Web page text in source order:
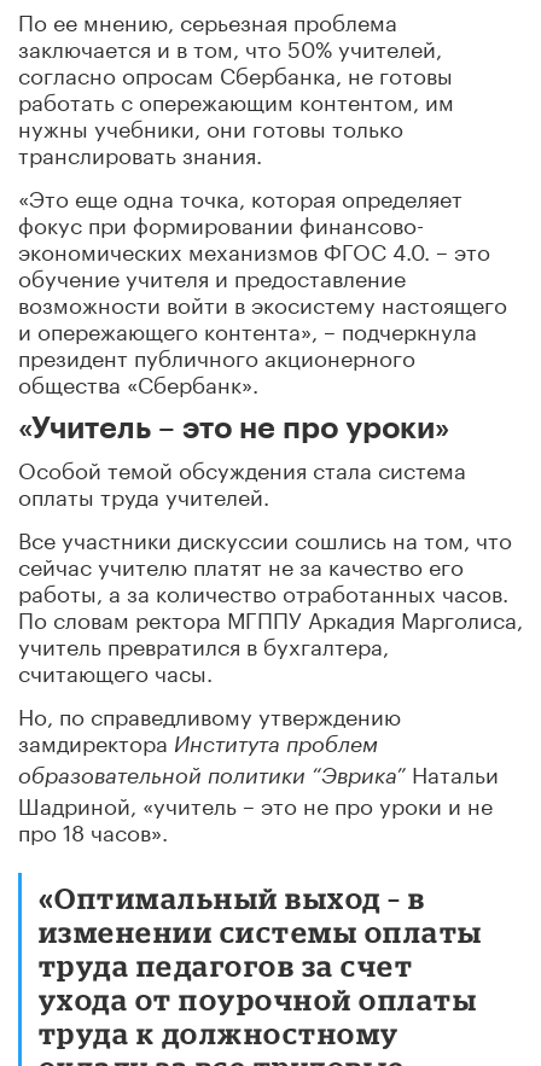
По ее мнению, серьезная проблема
заключается и в том, что 50% учителей,
согласно опросам Сбербанка, не готовы
работать с опережающим контентом, им
нужны учебники, они готовы только
транслировать знания.
«Это еще одна точка, которая определяет
фокус при формировании финансово-
экономических механизмов ФГОС 4.0. – это
обучение учителя и предоставление
возможности войти в экосистему настоящего
и опережающего контента», – подчеркнула
президент публичного акционерного
общества «Сбербанк».
«Учитель – это не про уроки»
Особой темой обсуждения стала система
оплаты труда учителей.
Все участники дискуссии сошлись на том, что
сейчас учителю платят не за качество его
работы, а за количество отработанных часов.
По словам ректора МГППУ Аркадия Марголиса,
учитель превратился в бухгалтера,
считающего часы.
Но, по справедливому утверждению
замдиректораИнститута проблем
образовательной политики “Эврика” Натальи
Шадриной, «учитель – это не про уроки и не
про 18 часов».
«Оптимальный выход – в
изменении системы оплаты
труда педагогов за счет
ухода от поурочной оплаты
труда к должностному